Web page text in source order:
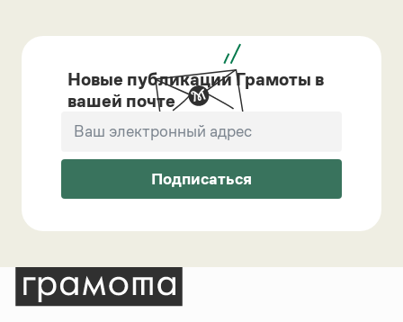
Новые публикации Грамоты в
вашей почте
Подписаться